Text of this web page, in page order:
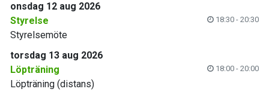
onsdag 12 aug 2026
Styrelse
18:30 - 20:30
Styrelsemöte
torsdag 13 aug 2026
Löpträning
18:00 - 20:00
Löpträning (distans)